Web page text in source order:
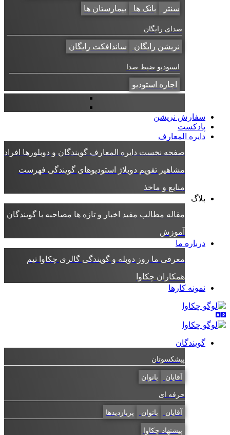
سنتر بانک ها بیمارستان ها
صدای رایگان
نریشن رایگان ساندافکت رایگان
استودیو ضبط صدا
اجاره استودیو
سفارش نریشن
پادکست
دایره المعارف
صفحه نخست دایره المعارفگویندگان و دوبلورهاافراد
مشاهیرتقویم دوبلاژاستودیوهای گویندگیفهرست
منابع و ماخذ
بلاگ
مقالهمطالب مفیداخبار و تازه ها مصاحبه با گویندگان
آموزش
درباره ما
معرفی ماروز دوبله و گویندگیگالری چکاواتیم
همکاران چکاوا
نمونه کارها
گویندگان
پیشکسوتان
بانوان
حرفه ای
بانوان پربازدیدها
پیشنهاد چکاوا